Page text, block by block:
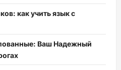
как учить язык с
Ваш Надежный